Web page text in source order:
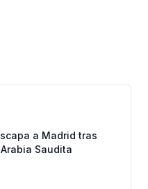
a Madrid tras
Saudita